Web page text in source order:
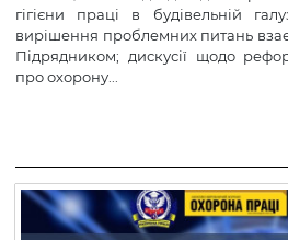
гігієни праці в будівельній
вирішення проблемних питань
Підрядником; дискусії щодо
про охорону...